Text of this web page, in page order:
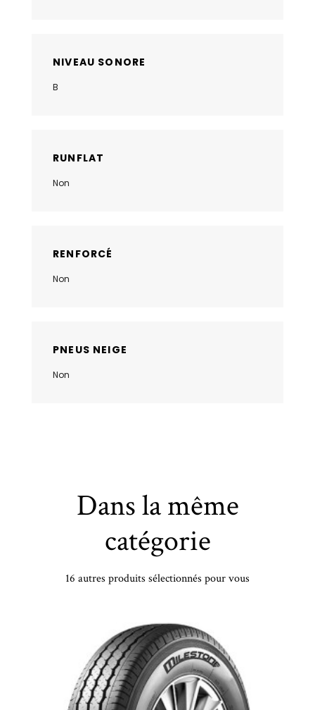
NIVEAU SONORE
B
RUNFLAT
Non
RENFORCÉ
Non
PNEUS NEIGE
Non
Dans la même
catégorie
16 autres produits sélectionnés pour vous